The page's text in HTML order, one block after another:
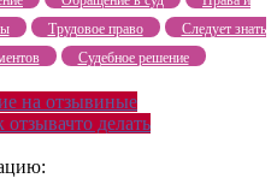
Трудовое право
Следует знать
Судебное решение
на отзывиные
отзывачто делать